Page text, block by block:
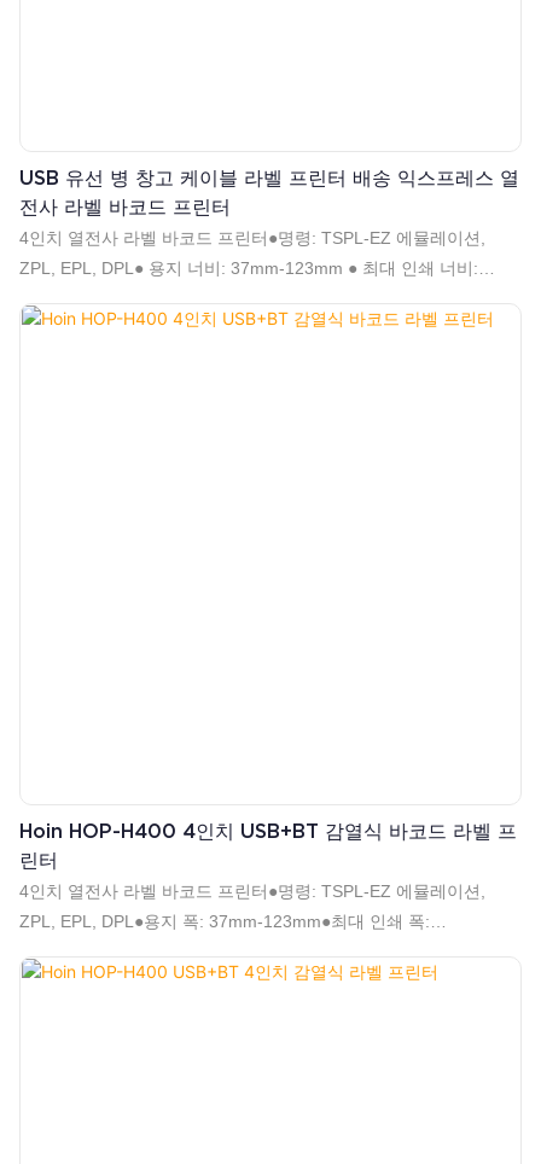
USB 유선 병 창고 케이블 라벨 프린터 배송 익스프레스 열
전사 라벨 바코드 프린터
4인치 열전사 라벨 바코드 프린터●명령: TSPL-EZ 에뮬레이션,
ZPL, EPL, DPL● 용지 너비: 37mm-123mm ● 최대 인쇄 너비:
108mm ● 최대 용지 직경: 125mm● 1D 2D 바코드 인쇄 지원● 직렬
시퀀스 지원● 고속 152mm/s(6인치/s)(최대)
Hoin HOP-H400 4인치 USB+BT 감열식 바코드 라벨 프
린터
4인치 열전사 라벨 바코드 프린터●명령: TSPL-EZ 에뮬레이션,
ZPL, EPL, DPL●용지 폭: 37mm-123mm●최대 인쇄 폭:
108mm●1D 2D 바코드 인쇄 지원●직렬 시퀀스 지원●고속
152mm/s(6인치/s)(최대)●롤 유형 및 접이식 유형 용지 지원●직경